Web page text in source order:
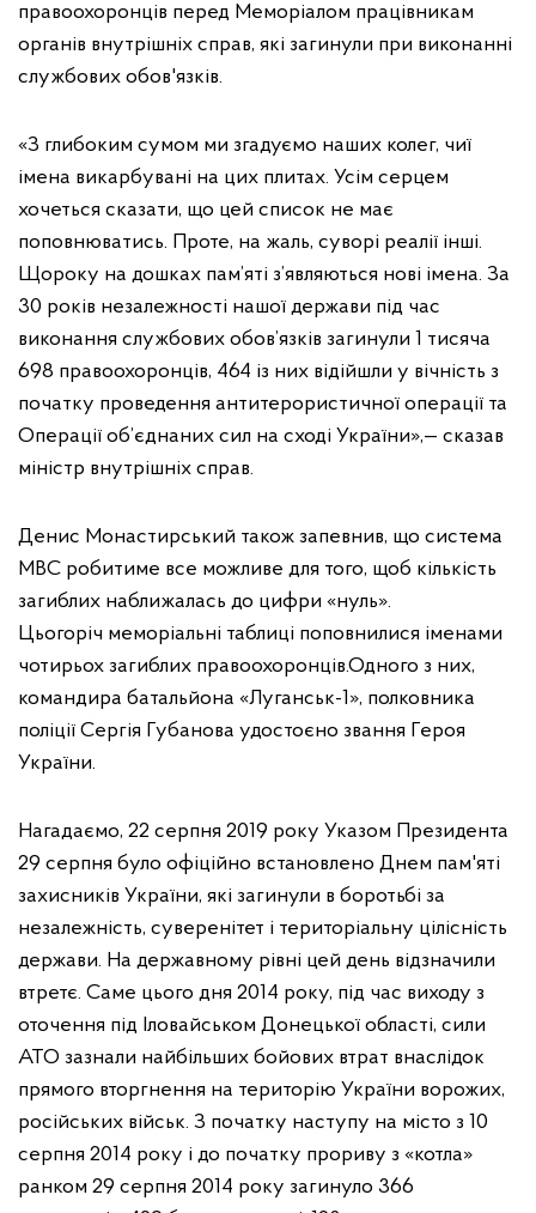
правоохоронців перед Меморіалом працівникам
органів внутрішніх справ, які загинули при виконанні
службових обов'язків.
«З глибоким сумом ми згадуємо наших колег, чиї
імена викарбувані на цих плитах. Усім серцем
хочеться сказати, що цей список не має
поповнюватись. Проте, на жаль, суворі реалії інші.
Щороку на дошках пам’яті з’являються нові імена. За
30 років незалежності нашої держави під час
виконання службових обов’язків загинули 1 тисяча
698 правоохоронців, 464 із них відійшли у вічність з
початку проведення антитерористичної операції та
Операції об’єднаних сил на сході України»,— сказав
міністр внутрішніх справ.
Денис Монастирський також запевнив, що система
МВС робитиме все можливе для того, щоб кількість
загиблих наближалась до цифри «нуль».
Цьогоріч меморіальні таблиці поповнилися іменами
чотирьох загиблих правоохоронців.Одного з них,
командира батальйона «Луганськ-1», полковника
поліції Сергія Губанова удостоєно звання Героя
України.
Нагадаємо, 22 серпня 2019 року Указом Президента
29 серпня було офіційно встановлено Днем пам'яті
захисників України, які загинули в боротьбі за
незалежність, суверенітет і територіальну цілісність
держави. На державному рівні цей день відзначили
втретє. Саме цього дня 2014 року, під час виходу з
оточення під Іловайськом Донецької області, сили
АТО зазнали найбільших бойових втрат внаслідок
прямого вторгнення на територію України ворожих,
російських військ. З початку наступу на місто з 10
серпня 2014 року і до початку прориву з «котла»
ранком 29 серпня 2014 року загинуло 366